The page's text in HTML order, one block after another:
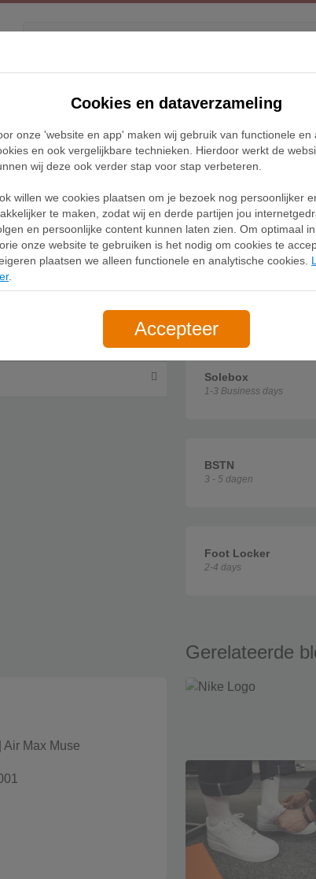
Releases Blog
Air Max Muse damesschoenen - Grijs
Nike Air
IB2221-001
74,99 +4.99
Waar te koop (3)
Solebox
1-3 Business days
BSTN
3 - 5 dagen
Foot Locker
2-4 days
|Air Max Muse
Gerelateerde
Cookies en dataverzameling
onze 'website en app' maken wij gebruik van functionele en
en ook vergelijkbare technieken. Hierdoor werkt de
wij deze ook verder stap voor stap verbeteren.
willen we cookies plaatsen om je bezoek nog persoonlijker
te maken, zodat wij en derde partijen jou
en persoonlijke content kunnen laten zien. Om optimaal
onze website te gebruiken is het nodig om cookies te
plaatsen we alleen functionele en analytische cookies.
.
Accepteer